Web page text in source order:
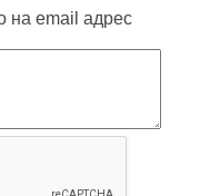
на email адрес